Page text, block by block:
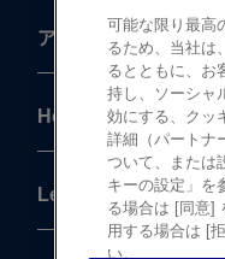
アキュビュー®製品
Help
Legal
可能な限り最高
るため、当社は
るとともに、お
持し、ソーシャ
効にする、クッ
詳細（パートナ
ついて、または
キーの設定」を
る場合は [同意]
用する場合は [
い。